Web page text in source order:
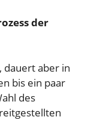
der
dauert aber in
bis ein paar
des